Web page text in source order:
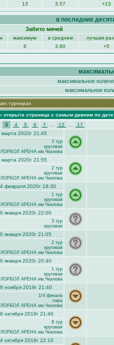
13 3.57 +13
в последних
Забито мячей
максимум в среднем
лучшая
6 3.80 +5
максимальное
максимальное
турнирах
открыта страница с самым давним по
3 4 5 6 7 12 17
марта 2020г 21:45
3 тур
круговая
АРЕНА им.Чкалова
марта 2020г 21:55
2 тур
круговая
АРЕНА им.Чкалова
февраля 2020г 19:30
1 тур
круговая
АРЕНА им.Чкалова
января 2020г 22:00
3 тур
круговая
января 2020г 21:05
2 тур
круговая
АРЕНА им.Чкалова
января 2020г 20:40
1 тур
круговая
АРЕНА им.Чкалова
ноября 2019г 21:40
1/4 финала
пара
АРЕНА им.Чкалова
октября 2019г 21:40
8 тур
круговая
АРЕНА им.Чкалова
октября 2019г 22:10